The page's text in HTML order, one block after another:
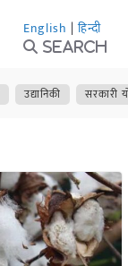
English | हिन्दी
Search
उद्यानिकी सरकारी